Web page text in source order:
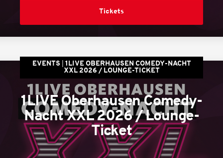
Tickets
EVENTS
1LIVE OBERHAUSEN COMEDY-NACHT
XXL 2026 / LOUNGE-TICKET
1LIVE Oberhausen Comedy-
Nacht XXL 2026 / Lounge-
Ticket